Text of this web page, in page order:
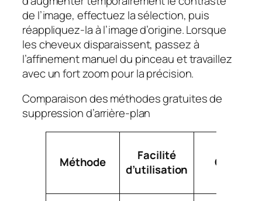
de l’image, effectuez la sélection, puis
réappliquez-la à l’image d’origine. Lorsque
les cheveux disparaissent, passez à
l’affinement manuel du pinceau et travaillez
avec un fort zoom pour la précision.
Comparaison des méthodes gratuites de
suppression d’arrière-plan
Méthode
Facilité
d’utilisation
Qualité